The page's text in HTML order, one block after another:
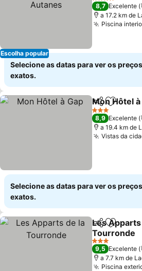
Escolha popular
4 Estrelas
8,7 Excelente
a 17.2 km de
Piscina
Selecione as datas para ver os preços
exatos.
Partilhar
Mon Hôtel à
3 Estrelas
8,9 Excelente
a 19.4 km de
Vistas da
Selecione as datas para ver os preços
exatos.
Partilhar
Les
Tourronde
Ver preços
3 Estrelas
9,5 Excelente
a 7.7 km de
Piscina